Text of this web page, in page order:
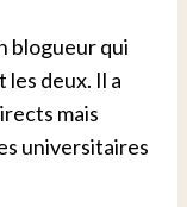
blogueur qui
deux. Il a
mais
universitaires